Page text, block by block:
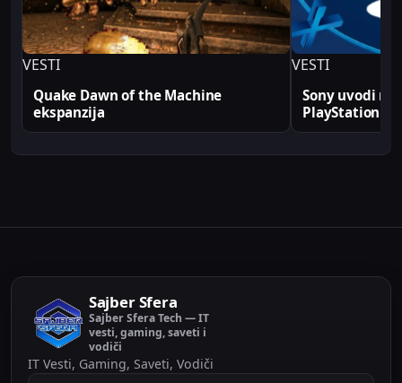
VESTI
Quake Dawn of the Machine
ekspanzija
VESTI
Sony uvodi
PlayStation
Sajber Sfera
Sajber Sfera Tech — IT
vesti, gaming, saveti i
vodiči
IT Vesti, Gaming, Saveti, Vodiči